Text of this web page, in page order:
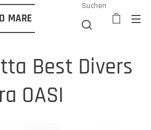
MARE
Suchen
Best Divers
OASI